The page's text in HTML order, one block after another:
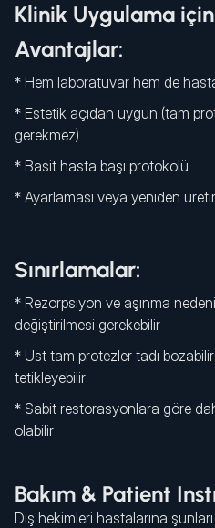
Klinik Uygulama
Avantajlar:
* Hem laboratuvar hem de
* Estetik açıdan uygun (tam
gerekmez)
* Basit hasta başı protokolü
* Ayarlaması veya yeniden
Sınırlamalar:
* Rezorpsiyon ve aşınma
değiştirilmesi gerekebilir
* Üst tam protezler tadı
tetikleyebilir
* Sabit restorasyonlara göre
olabilir
Bakım & Patient
Diş hekimleri hastalarına